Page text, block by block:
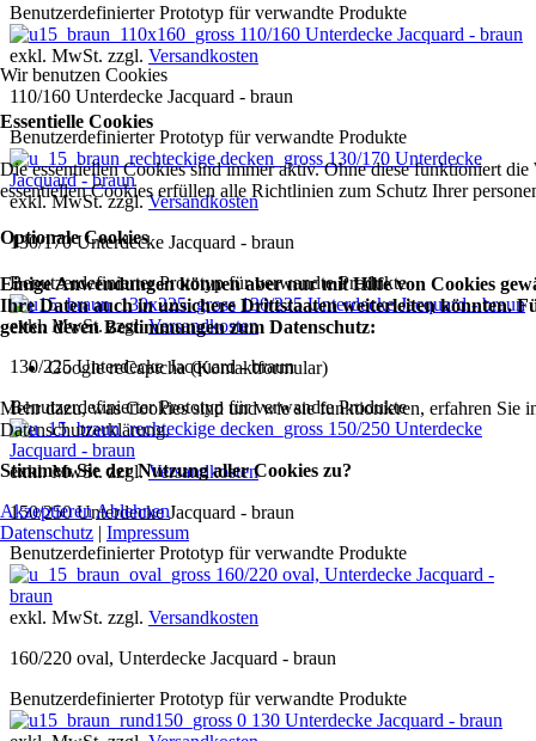
Benutzerdefinierter Prototyp für verwandte Produkte
110/160 Unterdecke Jacquard - braun
exkl. MwSt. zzgl. Versandkosten
110/160 Unterdecke Jacquard - braun
Benutzerdefinierter Prototyp für verwandte Produkte
130/170 Unterdecke
Jacquard - braun
exkl. MwSt. zzgl.Versandkosten
130/170 Unterdecke Jacquard - braun
Benutzerdefinierter Prototyp für verwandte Produkte
130/225 Unterdecke Jacquard - braun
exkl. MwSt. zzgl.Versandkosten
130/225 Unterdecke Jacquard - braun
Benutzerdefinierter Prototyp für verwandte Produkte
150/250 Unterdecke
Jacquard - braun
exkl. MwSt. zzgl.Versandkosten
150/250 Unterdecke Jacquard - braun
Benutzerdefinierter Prototyp für verwandte Produkte
160/220 oval, Unterdecke Jacquard -
braun
exkl. MwSt. zzgl. Versandkosten
160/220 oval, Unterdecke Jacquard - braun
Benutzerdefinierter Prototyp für verwandte Produkte
0 130 Unterdecke Jacquard - braun
Wir benutzen Cookies
Essentielle Cookies
Die essentiellen Cookies sind immer aktiv. Ohne diese funktioniert die
essentiellen Cookies erfüllen alle Richtlinien zum Schutz Ihrer
Optionale Cookies
Einige Anwendungen können aber nur mit Hilfe von Cookies
Ihre Daten auch in unsichere Drittstaaten weiterleiten könnten.
gelten deren Bestimmungen zum Datenschutz:
Google reCaptcha (Kontaktformular)
Mehr dazu, was Cookies sind und wie sie funktionieren, erfahren Sie
Datenschutzerklärung.
Stimmen Sie der Nutzung aller Cookies zu?
AkzeptierenAblehnen
Datenschutz | Impressum